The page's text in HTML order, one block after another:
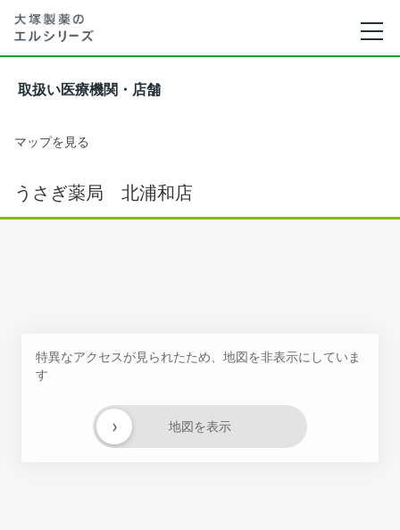
取扱い医療機関・店舗
マップを見る
うさぎ薬局 北浦和店
特異なアクセスが見られたため、地図を非表示にしていま
す
地図を表示
›